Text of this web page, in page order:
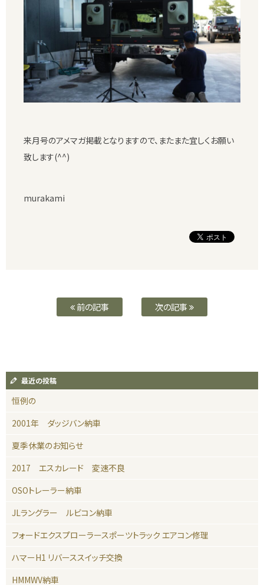
来月号のアメマガ掲載となりますので、またまた宜しくお願い
致します(^^)
murakami
前の記事 次の記事
最近の投稿
恒例の
2001年 ダッジバン納車
夏季休業のお知らせ
2017 エスカレード 変速不良
OSOトレーラー納車
JLラングラー ルビコン納車
フォードエクスプローラースポーツトラック エアコン修理
ハマーH1 リバーススイッチ交換
HMMWV納車